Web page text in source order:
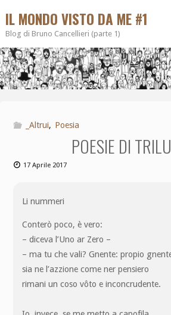
IL MONDO VISTO DA ME #1
Blog di Bruno Cancellieri (parte 1)
_Altrui, Poesia
POESIE DI
17 Aprile 2017
Li nummeri
Conterò poco, è vero:
– diceva l’Uno ar Zero –
– ma tu che vali? Gnente: propio
sia ne l’azzione come ner pensiero
rimani un coso vôto e inconcrudente.